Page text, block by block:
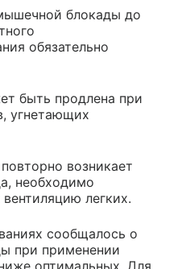
блокады до
обязательно
быть продлена при
угнетающих
возникает
необходимо
легких.
сообщалось о
при применении